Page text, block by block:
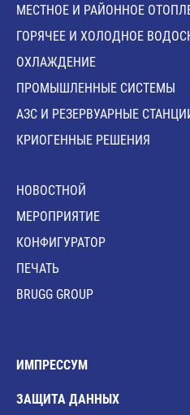
МЕСТНОЕ И РАЙОННОЕ
ГОРЯЧЕЕ И ХОЛОДНОЕ
ОХЛАЖДЕНИЕ
ПРОМЫШЛЕННЫЕ СИСТЕМЫ
АЗС И РЕЗЕРВУАРНЫЕ
КРИОГЕННЫЕ РЕШЕНИЯ
HОВОСТНОЙ
MЕРОПРИЯТИЕ
КОНФИГУРАТОР
ПЕЧАТЬ
BRUGG GROUP
ИМПРЕССУМ
ЗАЩИТА ДАННЫХ